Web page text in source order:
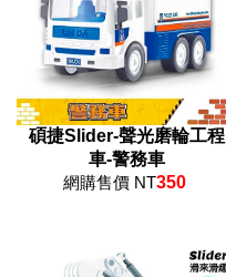
碩捷Slider-聲光磨輪工程
車-警務車
網購售價 NT350